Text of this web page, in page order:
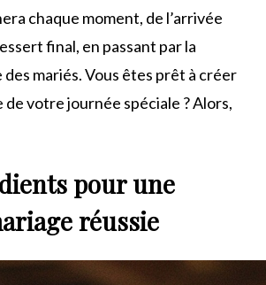
chaque moment, de l’arrivée
final, en passant par la
mariés. Vous êtes prêt à créer
de votre journée spéciale ? Alors,
pour une
réussie